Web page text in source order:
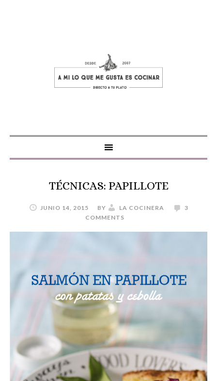
TÉCNICAS: PAPILLOTE
JUNIO 14, 2015 BY LA COCINERA
3
COMMENTS